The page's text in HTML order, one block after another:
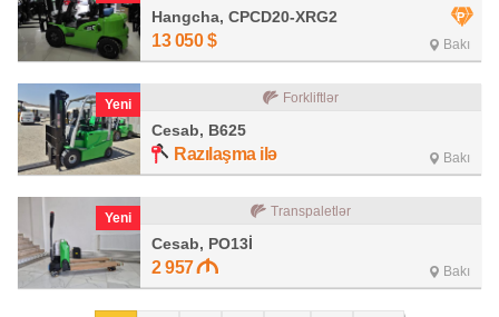
Hangcha, CPCD20-XRG2
13 050 $ Bakı
Yeni Forkliftlər
Cesab, B625
Razılaşma ilə Bakı
Yeni Transpaletlər
Cesab, PO13İ
2 957 Bakı